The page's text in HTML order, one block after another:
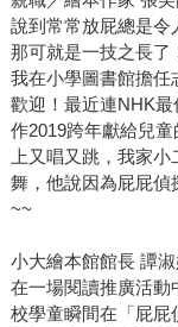
說到常常放屁總是令
那可就是一技之長了
我在小學圖書館擔任
歡迎！最近連NHK
作2019跨年獻給兒
上又唱又跳，我家
舞，他說因為屁屁偵
~~
小大繪本館館長 譚淑
在一場閱讀推廣活動
校學童瞬間在「屁屁